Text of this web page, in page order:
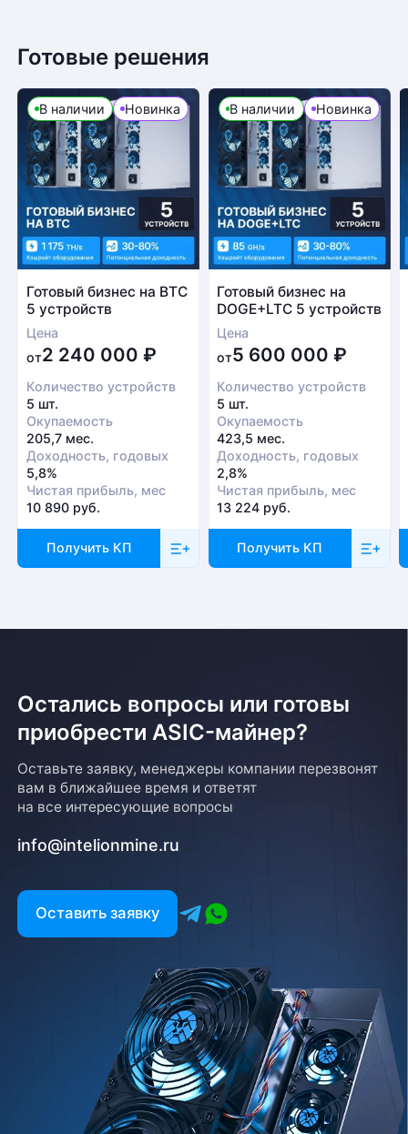
Готовые решения
В наличии Новинка
Готовый бизнес на BTC
5 устройств
Цена
от2 240 000 ₽
Количество устройств
5 шт.
Окупаемость
205,7 мес.
Доходность, годовых
5,8%
Чистая прибыль, мес
10 890 руб.
Получить КП
В наличии Новинка
Готовый бизнес на
DOGE+LTC 5 устройств
Цена
от5 600 000₽
Количество устройств
5 шт.
Окупаемость
423,5 мес.
Доходность, годовых
2,8%
Чистая прибыль, мес
13 224 руб.
Получить КП
Остались вопросы или готовы
приобрести ASIC-майнер?
Оставьте заявку, менеджеры компании перезвонят
вам в ближайшее время и ответят
на все интересующие вопросы
info@intelionmine.ru
Оставить заявку